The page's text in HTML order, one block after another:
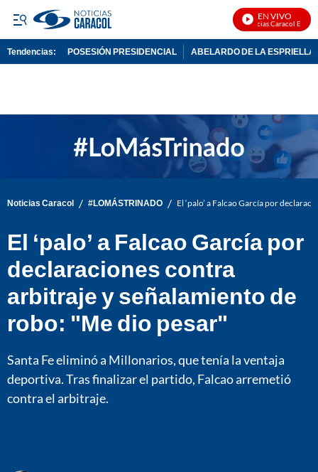
EN VIVO
Noticias Caracol En Vivo
Tendencias: POSESIÓN PRESIDENCIAL ABELARDO DE LA ESPRIELLA
Noticias Caracol / #LOMÁSTRINADO / El ‘palo’ a Falcao García por
El ‘palo’ a Falcao García por
declaraciones contra
arbitraje y señalamiento de
robo: "Me dio pesar"
Santa Fe eliminó a Millonarios, que tenía la ventaja
deportiva. Tras finalizar el partido, Falcao arremetió
contra el arbitraje.